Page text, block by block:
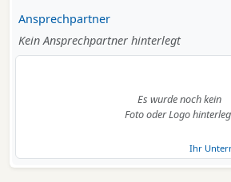
Ansprechpartner
Kein Ansprechpartner hinterlegt
Es wurde noch kein
Foto oder Logo
Ihr